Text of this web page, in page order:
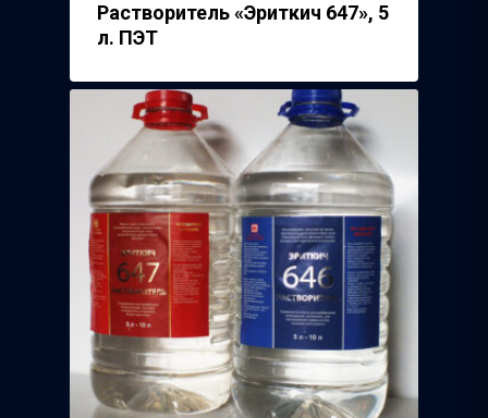
Растворитель «Эриткич 647», 5
л. ПЭТ